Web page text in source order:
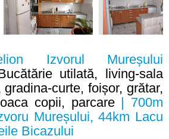
Izvorul Mureșului
utilată, living-sala
curte, foișor, grătar,
copii, parcare| 700m
Mureșului, 44km Lacu
Bicazului